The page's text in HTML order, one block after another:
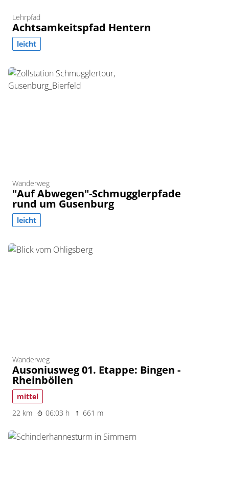
Lehrpfad
Achtsamkeitspfad Hentern
leicht
Wanderweg
"Auf Abwegen"-Schmugglerpfade
rund um Gusenburg
leicht
Wanderweg
Ausoniusweg 01. Etappe: Bingen -
Rheinböllen
mittel
22 km
06:03 h 661 m